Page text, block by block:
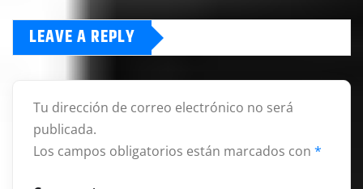
LEAVE A REPLY
Tu dirección de correo electrónico no será
publicada.
Los campos obligatorios están marcados con *